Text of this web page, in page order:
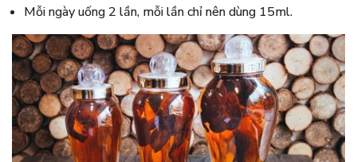
Mỗi ngày uống 2 lần, mỗi lần chỉ nên dùng 15ml.